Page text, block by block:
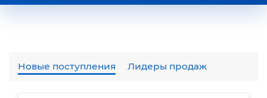
Новые поступления Лидеры продаж